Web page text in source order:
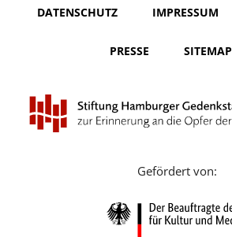
Nederlands
Português
Русский
DATENSCHUTZ IMPRESSUM
PRESSE SITEMAP
Gefördert von: